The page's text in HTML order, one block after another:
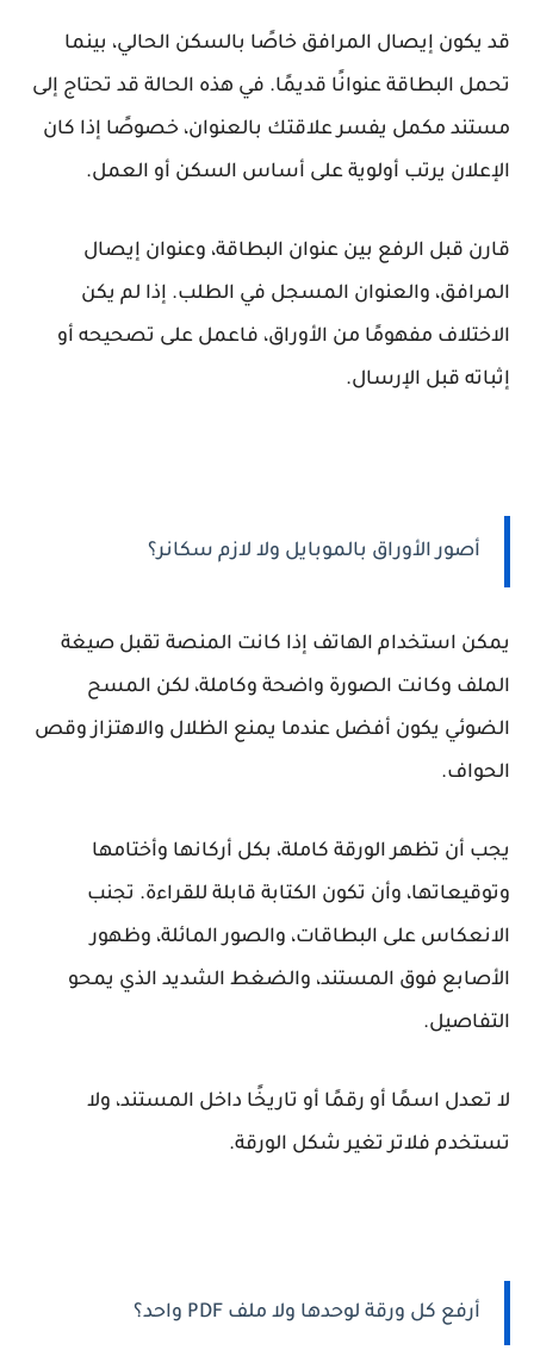
قد يكون إيصال المرافق خاصًا بالسكن الحالي، بينما
تحمل البطاقة عنوانًا قديمًا. في هذه الحالة قد تحتاج إلى
مستند مكمل يفسر علاقتك بالعنوان، خصوصًا إذا كان
الإعلان يرتب أولوية على أساس السكن أو العمل.
قارن قبل الرفع بين عنوان البطاقة، وعنوان إيصال
المرافق، والعنوان المسجل في الطلب. إذا لم يكن
الاختلاف مفهومًا من الأوراق، فاعمل على تصحيحه أو
إثباته قبل الإرسال.
أصور الأوراق بالموبايل ولا لازم سكانر؟
يمكن استخدام الهاتف إذا كانت المنصة تقبل صيغة
الملف وكانت الصورة واضحة وكاملة، لكن المسح
الضوئي يكون أفضل عندما يمنع الظلال والاهتزاز وقص
الحواف.
يجب أن تظهر الورقة كاملة، بكل أركانها وأختامها
وتوقيعاتها، وأن تكون الكتابة قابلة للقراءة. تجنب
الانعكاس على البطاقات، والصور المائلة، وظهور
الأصابع فوق المستند، والضغط الشديد الذي يمحو
التفاصيل.
لا تعدل اسمًا أو رقمًا أو تاريخًا داخل المستند، ولا
تستخدم فلاتر تغير شكل الورقة.
أرفع كل ورقة لوحدها ولا ملف PDF واحد؟